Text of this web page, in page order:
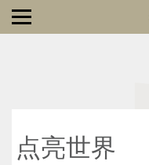
点亮世界